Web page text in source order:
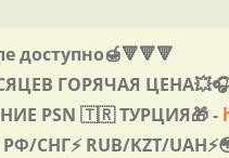
доступно🍯🔻🔻🔻
ГОРЯЧАЯ
PSN 🇹🇷 ТУРЦИЯ🎁 -
СНГ⚡️ RUB/KZT/